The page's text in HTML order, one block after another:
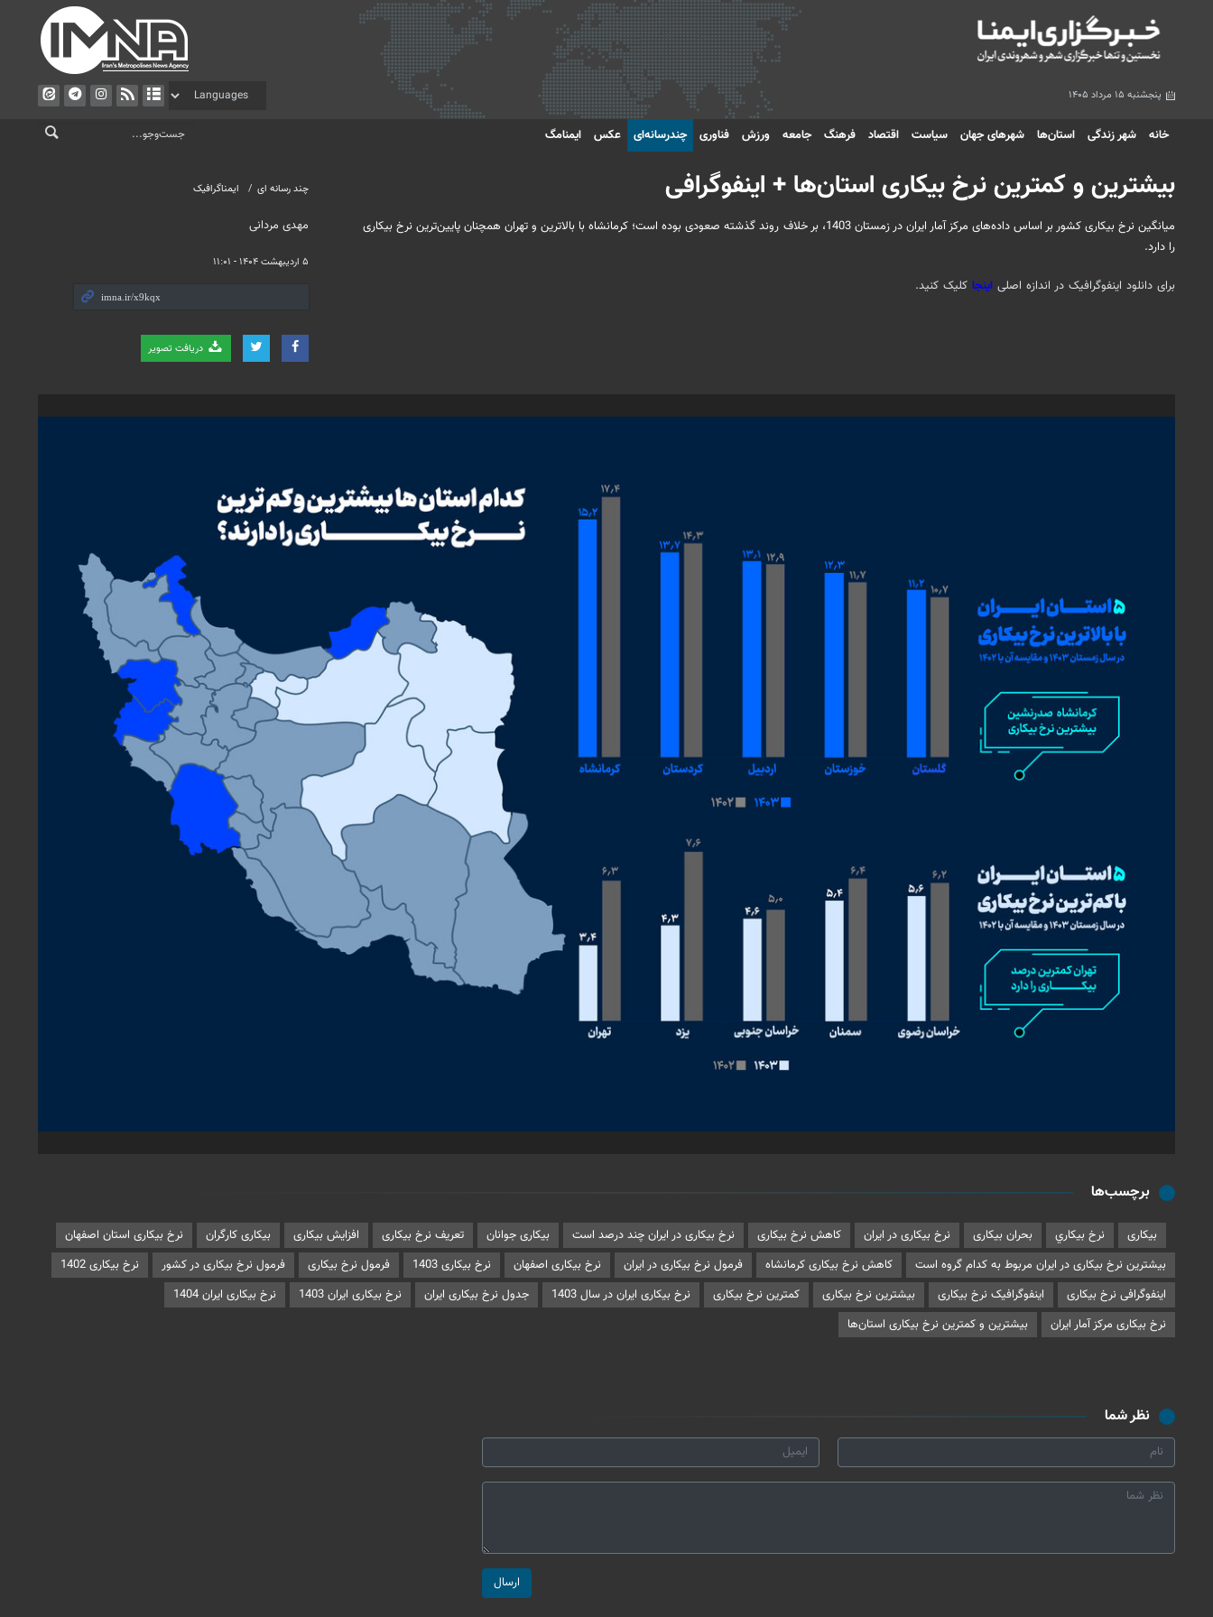
پنجشنبه ۱۵ مرداد ۱۴۰۵
خانه شهر زندگی استان‌ها شهرهای جهان سیاست اقتصاد فرهنگ جامعه ورزش فناوری چندرسانه‌ای عکس ایمنامگ
چند رسانه ای ایمناگرافیک
مهدی مردانی
۵ اردیبهشت ۱۴۰۴ - ۱۱:۰۱
دریافت تصویر
بیشترین و کمترین نرخ بیکاری استان‌ها + اینفوگرافی
میانگین نرخ بیکاری کشور بر اساس داده‌های مرکز آمار ایران در زمستان 1403، بر خلاف روند گذشته صعودی بوده است؛ کرمانشاه با بالاترین و تهران همچنان پایین‌ترین نرخ بیکاری
را دارد.
برای دانلود اینفوگرافیک در اندازه اصلی اینجا کلیک کنید.
برچسب‌ها
بيكاری نرخ بيكاري بحران بیکاری نرخ بیکاری در ایران کاهش نرخ بیكاری نرخ بیکاری در ایران چند درصد است بیکاری جوانان تعریف نرخ بیکاری افزایش بیکاری بیکاری کارگران
نرخ بیکاری استان اصفهان
بیشترین نرخ بیکاری در ایران مربوط به کدام گروه است
کاهش نرخ بیکاری کرمانشاه فرمول نرخ بیکاری در ایران نرخ بیکاری اصفهان نرخ بیکاری 1403 فرمول نرخ بیکاری فرمول نرخ بیکاری در کشور
نرخ بیکاری 1402
اینفوگرافی نرخ بیکاری
اینفوگرافیک نرخ بیکاری بیشترین نرخ بیکاری کمترین نرخ بیکاری نرخ بیکاری ایران در سال 1403 جدول نرخ بیکاری ایران نرخ بیکاری ایران 1403
نرخ بیکاری ایران 1404
نرخ بیکاری مرکز آمار ایران
بیشترین و کمترین نرخ بیکاری استان‌ها
نظر شما
ارسال